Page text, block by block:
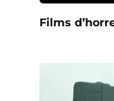
Films